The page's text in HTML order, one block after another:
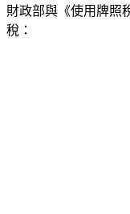
財政部與《使用牌照
稅：